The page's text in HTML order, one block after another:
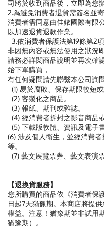
司將於收到商品後，立即為您
2.為避免消費者退貨需簽名並
消費者需同意由佳銥國際有限
以加速退貨退款作業。
3.依消費者保護法第19條第2
非因無內容或無法使用之狀況
請務必詳閱商品說明並再次確
始下單購買，
有任何疑問請先聯繫本公司詢
(1) 易於腐敗、保存期限較短
(2) 客製化之商品。
(3) 報紙、期刊或雜誌。
(4) 經消費者拆封之影音商品
(5) 下載版軟體、資訊及電子書
(6) 涉及個人衛生，並經消費
等。
(7) 藝文展覽票券、藝文表演票
【退換貨服務】
您所購買的商品依《消費者保
日起7天猶豫期。本商店將提
權益。注意！猶豫期並非試用
猶豫期）。